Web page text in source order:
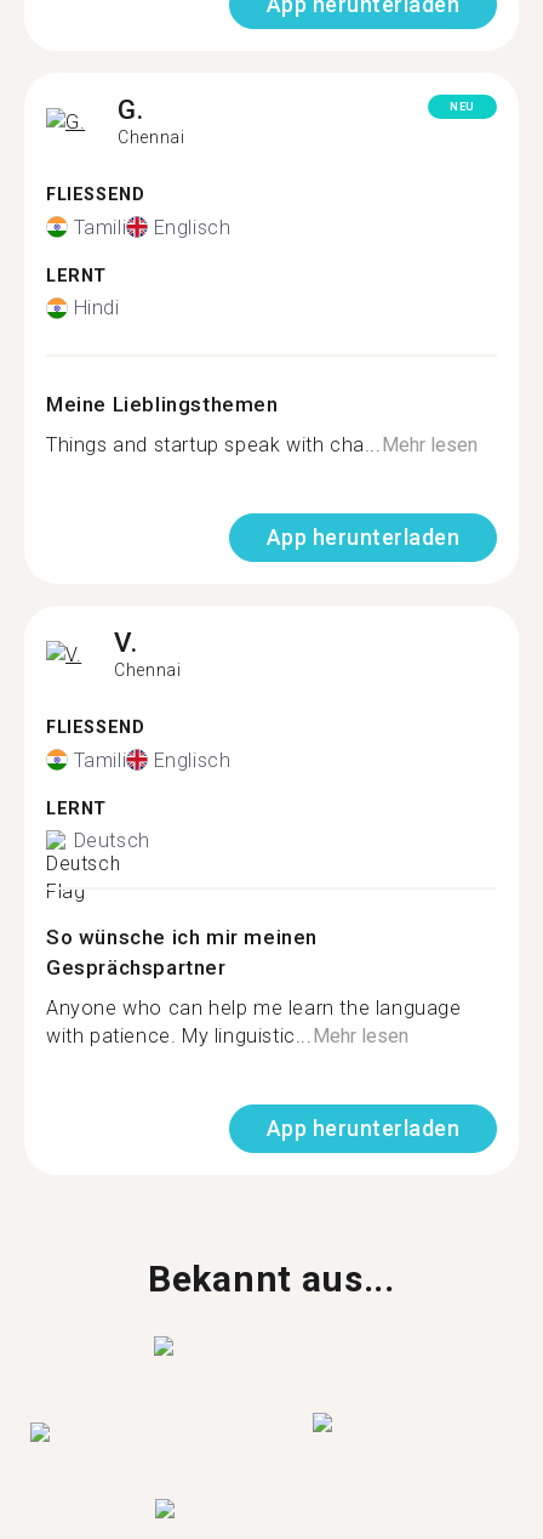
G.
Chennai
NEU
FLIESSEND
Tamili Englisch
LERNT
Hindi
Meine Lieblingsthemen
Things and startup speak with cha...Mehr lesen
App herunterladen
V.
Chennai
FLIESSEND
Tamili Englisch
LERNT
Deutsch
So wünsche ich mir meinen
Gesprächspartner
Anyone who can help me learn the language
with patience. My linguistic...Mehr lesen
App herunterladen
Bekannt aus...